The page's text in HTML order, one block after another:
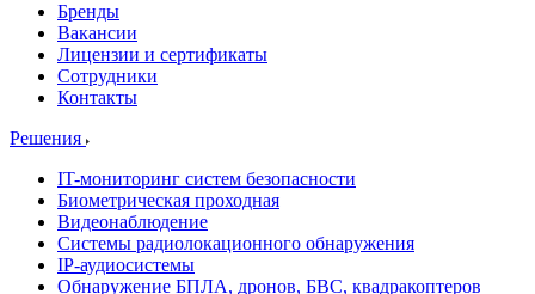
Бренды
Вакансии
Лицензии и сертификаты
Сотрудники
Контакты
Решения
IT-мониторинг систем безопасности
Биометрическая проходная
Видеонаблюдение
Системы радиолокационного обнаружения
IP-аудиосистемы
Обнаружение БПЛА, дронов, БВС, квадракоптеров